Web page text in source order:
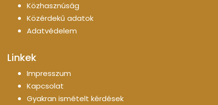
Közhasznúság
Közérdekű adatok
Adatvédelem
Linkek
Impresszum
Kapcsolat
Gyakran ismételt kérdések